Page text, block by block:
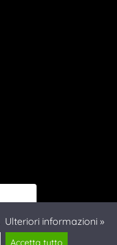
Ulteriori informazioni »
Accetta tutto